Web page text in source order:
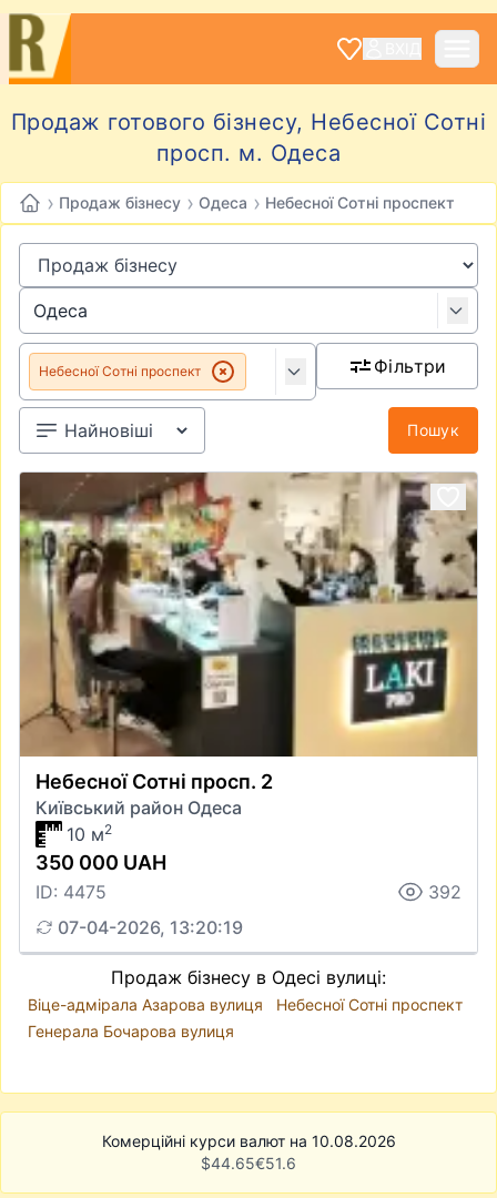
Продаж готового бізнесу, Небесної Сотні
просп. м. Одеса
› Продаж бізнесу › Одеса › Небесної Сотні проспект
Небесної Сотні проспект Фільтри
Пошук
Небесної Сотні просп. 2
Київський район Одеса
10 м2
350 000 UAH
ID: 4475
392
07-04-2026, 13:20:19
Продаж бізнесу в Одесі вулиці:
Віце-адмірала Азарова вулиця
Небесної Сотні проспект
Генерала Бочарова вулиця
Комерційні курси валют на 10.08.2026
$44.65€51.6